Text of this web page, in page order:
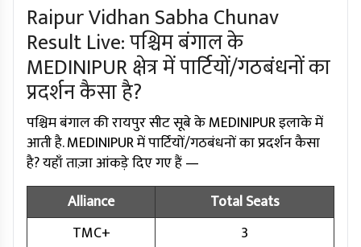
Raipur Vidhan Sabha Chunav
Result Live: पश्चिम बंगाल के
MEDINIPUR क्षेत्र में पार्टियों/गठबंधनों का
प्रदर्शन कैसा है?
पश्चिम बंगाल की रायपुर सीट सूबे के MEDINIPUR इलाके में
आती है. MEDINIPUR में पार्टियों/गठबंधनों का प्रदर्शन कैसा
है? यहाँ ताज़ा आंकड़े दिए गए हैं —
Alliance
Total Seats
TMC+
3